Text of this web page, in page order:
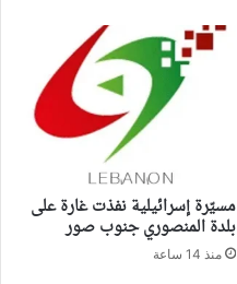
مسيّرة إسرائيلية نفذت غارة على
بلدة المنصوري جنوب صور
منذ 14 ساعة